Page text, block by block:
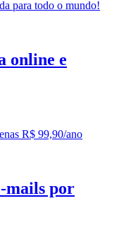
online e
mails por